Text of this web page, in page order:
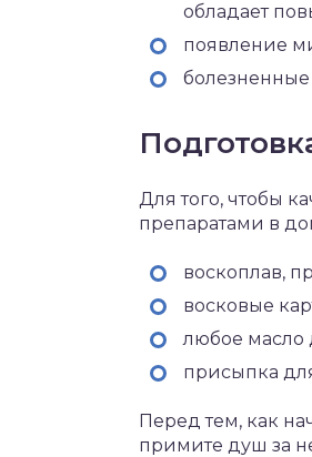
обладает
появление
Для того, чтобы
препаратами в
воскоплав,
восковые
любое масло
присыпка
Перед тем, как
примите душ за